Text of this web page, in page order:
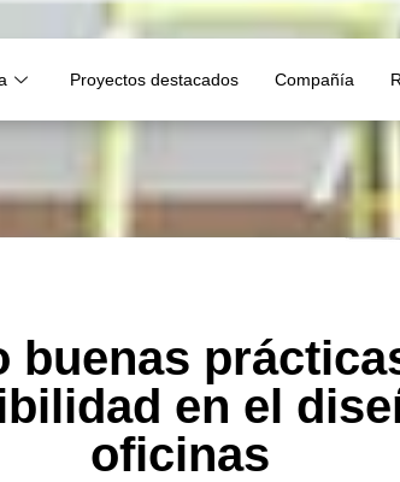
Proyectos destacados Compañía
buenas
en el
oficinas